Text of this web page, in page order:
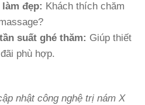
đẹp: Khách thích chăm
suất ghé thăm: Giúp thiết
phù hợp.
nhật công nghệ trị nám X